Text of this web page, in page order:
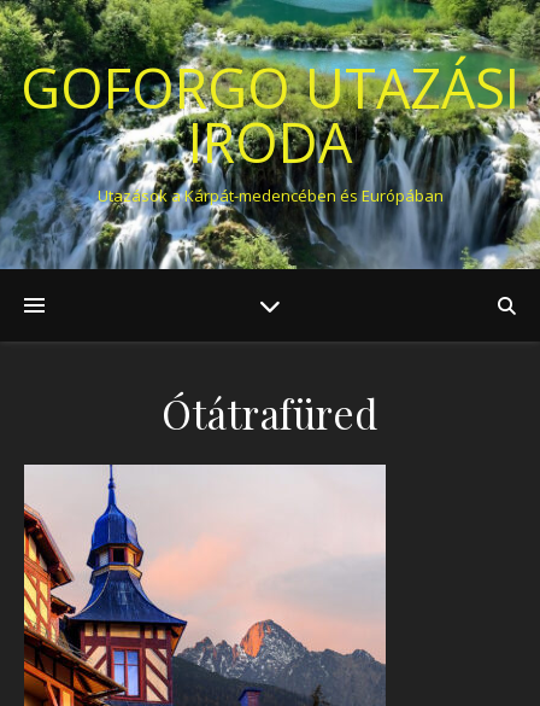
GOFORGO UTAZÁSI
IRODA
Utazások a Kárpát-medencében és Európában
Ótátrafüred